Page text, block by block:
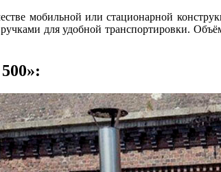
мобильной или стационарной
для удобной транспортировки.